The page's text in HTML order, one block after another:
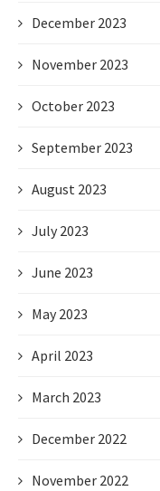
December 2023
November 2023
October 2023
September 2023
August 2023
July 2023
June 2023
May 2023
April 2023
March 2023
December 2022
November 2022